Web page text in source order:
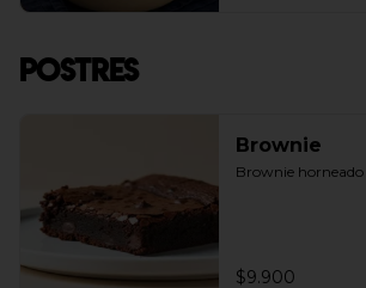
Postres
Brownie
Brownie horneado
$9.900